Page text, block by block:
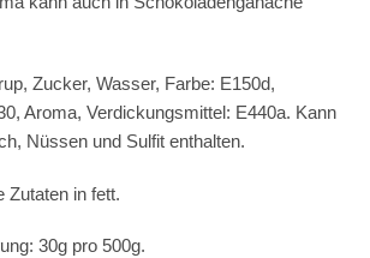
Zucker, Wasser, Farbe: E150d,
Aroma, Verdickungsmittel: E440a. Kann
, Nüssen und Sulfit enthalten.
Zutaten in fett.
30g pro 500g.